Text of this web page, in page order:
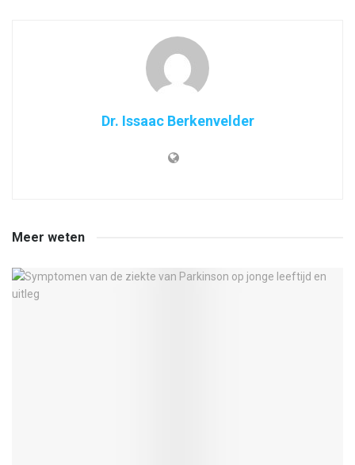
Dr. Issaac Berkenvelder
Meer weten